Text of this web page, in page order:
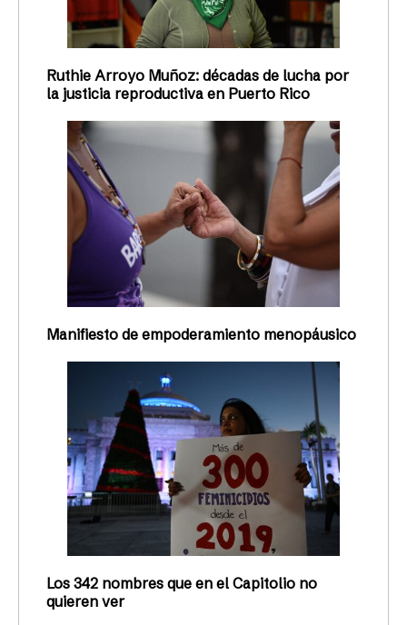
Ruthie Arroyo Muñoz: décadas de lucha por
la justicia reproductiva en Puerto Rico
Manifiesto de empoderamiento menopáusico
Los 342 nombres que en el Capitolio no
quieren ver